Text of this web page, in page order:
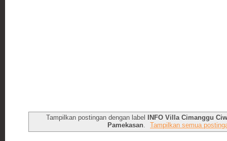
Tampilkan postingan dengan label
INFO Villa Cimanggu
Pamekasan
Tampilkan semua